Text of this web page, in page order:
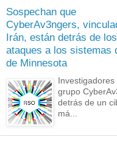
Sospechan que
CyberAv3ngers,
Irán, están detrás de los
ataques a los sistemas
de Minnesota
grupo
detrás de un
má...